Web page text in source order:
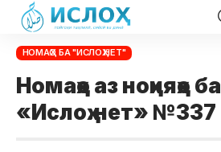
НОМАҲО БА "ИСЛОҲ.НЕТ"
Номаҳо аз ноҳияҳо ба
«Ислоҳ.нет» №337